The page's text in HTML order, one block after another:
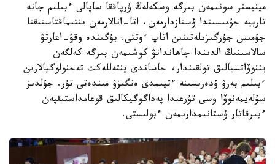
مينيستر سونىمەن بىرگە وسكەلەڭ ۇرپاققا ساپالى ءبىلىم جانە
تاربيە جۇمىسىندا ۇستازدارمەن، اتا-انالارمەن ىنتىماقتاستىقتا
جۇمىس جۇرگىزىلەتىنىن اتاپ ءوتتى. بۇگىندە وقۋ-اعارتۋ
سالاسىنىڭ الدىندا جاھاندانۋ كوشىمەن بىرگە كەلگەن
يننوۆاتسيالىق تولقىندار، جاساندى ينتەللەكت تەحنولوگيالارىن
ءبىلىم بەرۋ ۇدەرىسىنە ءتيىمدى ەنگىزۋ مىندەتى تۇر. جۇلدىز
سۇلەيمەنوۆا وسى تۇرعىدا پەداگوگيكالىق قوعامداستىقپەن
ءبىرقاتار ۇستانىمدارىمەن ءبولىستى.